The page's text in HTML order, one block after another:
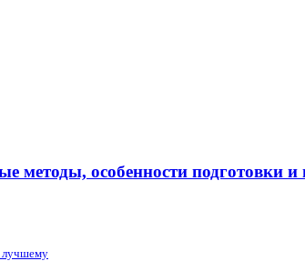
методы, особенности подготовки и
лучшему